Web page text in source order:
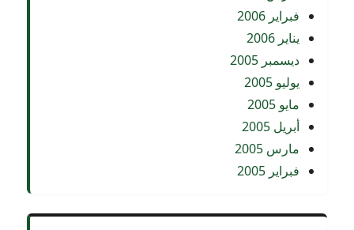
فبراير 2006
يناير 2006
ديسمبر 2005
يوليو 2005
مايو 2005
أبريل 2005
مارس 2005
فبراير 2005